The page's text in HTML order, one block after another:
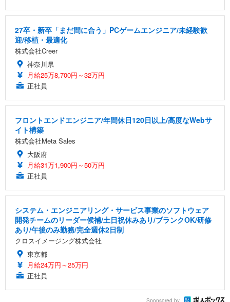
27卒・新卒「まだ間に合う」PCゲームエンジニア/未経験歓
迎/移植・最適化
株式会社Creer
神奈川県
月給25万8,700円～32万円
正社員
フロントエンドエンジニア/年間休日120日以上/高度なWebサ
イト構築
株式会社Meta Sales
大阪府
月給31万1,900円～50万円
正社員
システム・エンジニアリング・サービス事業のソフトウェア
開発チームのリーダー候補/土日祝休みあり/ブランクOK/研修
あり/午後のみ勤務/完全週休2日制
クロスイメージング株式会社
東京都
月給24万円～25万円
正社員
Sponsored by